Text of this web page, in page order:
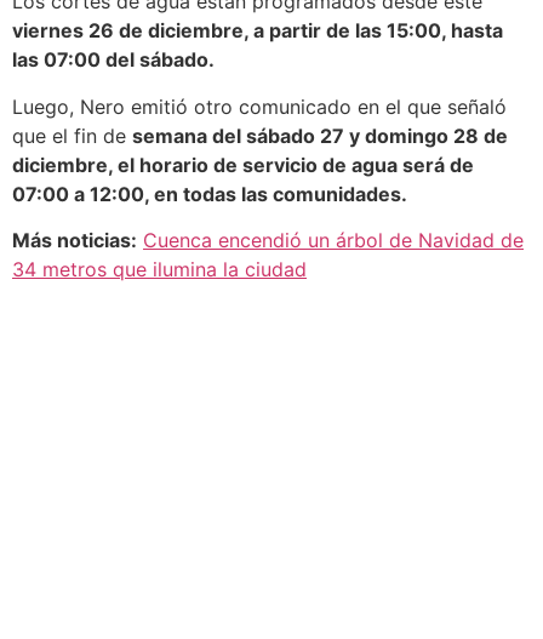
viernes 26 de diciembre, a partir de las 15:00, hasta
las 07:00 del sábado.
Luego, Nero emitió otro comunicado en el que señaló
que el fin de semana del sábado 27 y domingo 28 de
diciembre, el horario de servicio de agua será de
07:00 a 12:00, en todas las comunidades.
Más noticias: Cuenca encendió un árbol de Navidad de
34 metros que ilumina la ciudad